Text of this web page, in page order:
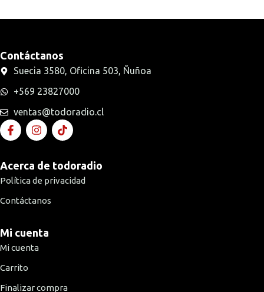
Contáctanos
Suecia 3580, Oficina 503, Ñuñoa
+569 23827000
ventas@todoradio.cl
Acerca de todoradio
Política de privacidad
Contáctanos
Mi cuenta
Mi cuenta
Carrito
Finalizar compra